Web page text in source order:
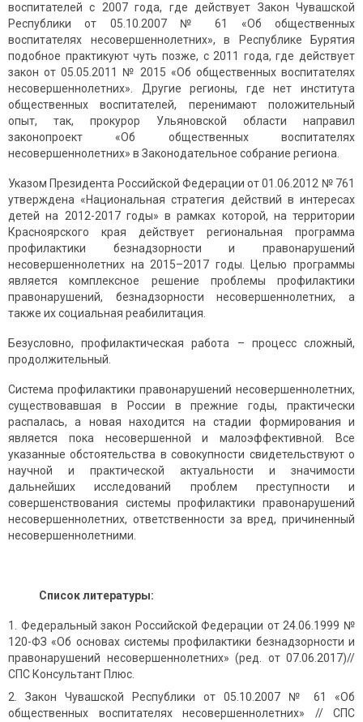
воспитателей с 2007 года, где действует Закон Чувашской
Республики от 05.10.2007 № 61 «Об общественных
воспитателях несовершеннолетних», в Республике Бурятия
подобное практикуют чуть позже, с 2011 года, где действует
закон от 05.05.2011 № 2015 «Об общественных воспитателях
несовершеннолетних». Другие регионы, где нет института
общественных воспитателей, перенимают положительный
опыт, так, прокурор Ульяновской области направил
законопроект «Об общественных воспитателях
несовершеннолетних» в Законодательное собрание региона.
Указом Президента Российской Федерации от 01.06.2012 № 761
утверждена «Национальная стратегия действий в интересах
детей на 2012-2017 годы» в рамках которой, на территории
Красноярского края действует региональная программа
профилактики безнадзорности и правонарушений
несовершеннолетних на 2015–2017 годы. Целью программы
является комплексное решение проблемы профилактики
правонарушений, безнадзорности несовершеннолетних, а
также их социальная реабилитация.
Безусловно, профилактическая работа – процесс сложный,
продолжительный.
Система профилактики правонарушений несовершеннолетних,
существовавшая в России в прежние годы, практически
распалась, а новая находится на стадии формирования и
является пока несовершенной и малоэффективной. Все
указанные обстоятельства в совокупности свидетельствуют о
научной и практической актуальности и значимости
дальнейших исследований проблем преступности и
совершенствования системы профилактики правонарушений
несовершеннолетних, ответственности за вред, причиненный
несовершеннолетними.
Список литературы:
Федеральный закон Российской Федерации от 24.06.1999 №
120-ФЗ «Об основах системы профилактики безнадзорности и
правонарушений несовершеннолетних» (ред. от 07.06.2017)//
СПС Консультант Плюс.
Закон Чувашской Республики от 05.10.2007 № 61 «Об
общественных воспитателях несовершеннолетних» // СПС